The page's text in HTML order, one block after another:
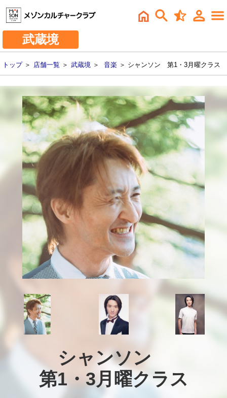
武蔵境
トップ＞ 店舗一覧 ＞ 武蔵境 ＞ 音楽 ＞ シャンソン 第1・3月曜クラス
シャンソン
第1・3月曜クラス